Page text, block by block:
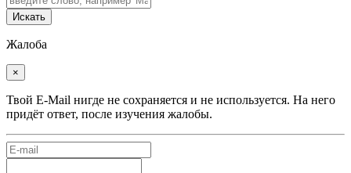
Искать
Жалоба
×
Твой E-Mail нигде не сохраняется и не используется. На него
придёт ответ, после изучения жалобы.